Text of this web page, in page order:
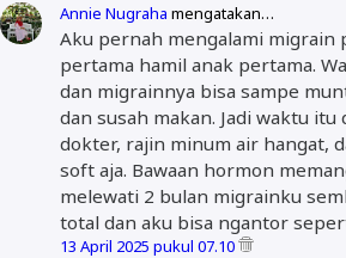
Annie Nugraha mengatakan…
Aku pernah mengalami migrain
pertama hamil anak pertama.
dan migrainnya bisa sampe
dan susah makan. Jadi waktu
dokter, rajin minum air hangat,
soft aja. Bawaan hormon
melewati 2 bulan migrainku
total dan aku bisa ngantor
13 April 2025 pukul 07.10